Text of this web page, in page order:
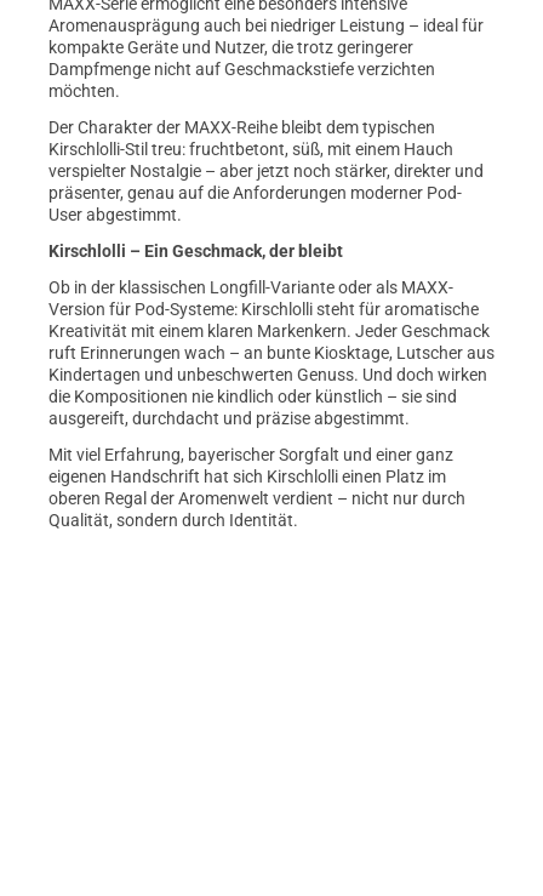
Aromenausprägung auch bei niedriger Leistung – ideal für
kompakte Geräte und Nutzer, die trotz geringerer
Dampfmenge nicht auf Geschmackstiefe verzichten
möchten.
Der Charakter der MAXX-Reihe bleibt dem typischen
Kirschlolli-Stil treu: fruchtbetont, süß, mit einem Hauch
verspielter Nostalgie – aber jetzt noch stärker, direkter und
präsenter, genau auf die Anforderungen moderner Pod-
User abgestimmt.
Kirschlolli – Ein Geschmack, der bleibt
Ob in der klassischen Longfill-Variante oder als MAXX-
Version für Pod-Systeme: Kirschlolli steht für aromatische
Kreativität mit einem klaren Markenkern. Jeder Geschmack
ruft Erinnerungen wach – an bunte Kiosktage, Lutscher aus
Kindertagen und unbeschwerten Genuss. Und doch wirken
die Kompositionen nie kindlich oder künstlich – sie sind
ausgereift, durchdacht und präzise abgestimmt.
Mit viel Erfahrung, bayerischer Sorgfalt und einer ganz
eigenen Handschrift hat sich Kirschlolli einen Platz im
oberen Regal der Aromenwelt verdient – nicht nur durch
Qualität, sondern durch Identität.